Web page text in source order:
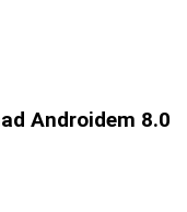
Androidem 8.0